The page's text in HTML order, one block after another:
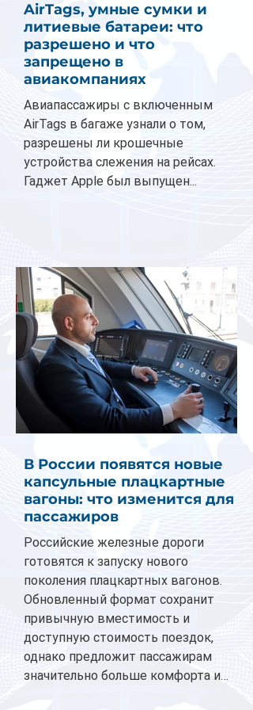
AirTags, умные сумки и
литиевые батареи: что
разрешено и что
запрещено в
авиакомпаниях
Авиапассажиры с включенным
AirTags в багаже узнали о том,
разрешены ли крошечные
устройства слежения на рейсах.
Гаджет Apple был выпущен...
В России появятся новые
капсульные плацкартные
вагоны: что изменится для
пассажиров
Российские железные дороги
готовятся к запуску нового
поколения плацкартных вагонов.
Обновленный формат сохранит
привычную вместимость и
доступную стоимость поездок,
однако предложит пассажирам
значительно больше комфорта и